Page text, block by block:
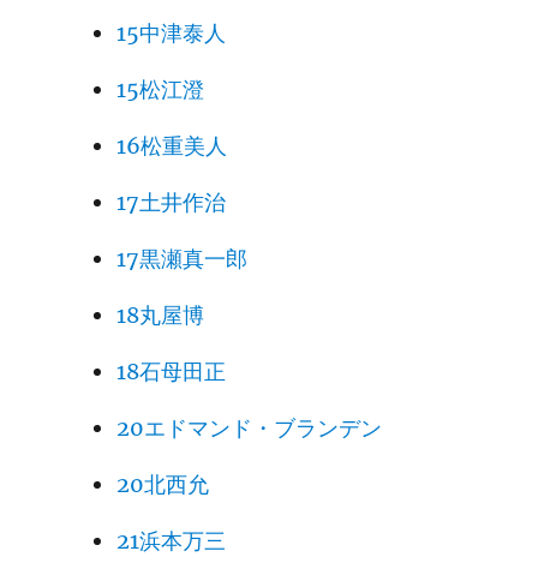
15中津泰人
15松江澄
16松重美人
17土井作治
17黒瀬真一郎
18丸屋博
18石母田正
20エドマンド・ブランデン
20北西允
21浜本万三